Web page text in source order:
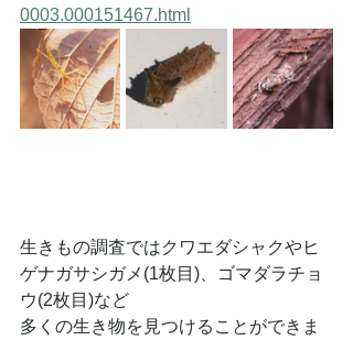
0003.000151467.html
生きもの調査ではクワエダシャクやヒ
ゲナガサシガメ(1枚目)、ゴマダラチョ
ウ(2枚目)など
多くの生き物を見つけることができま